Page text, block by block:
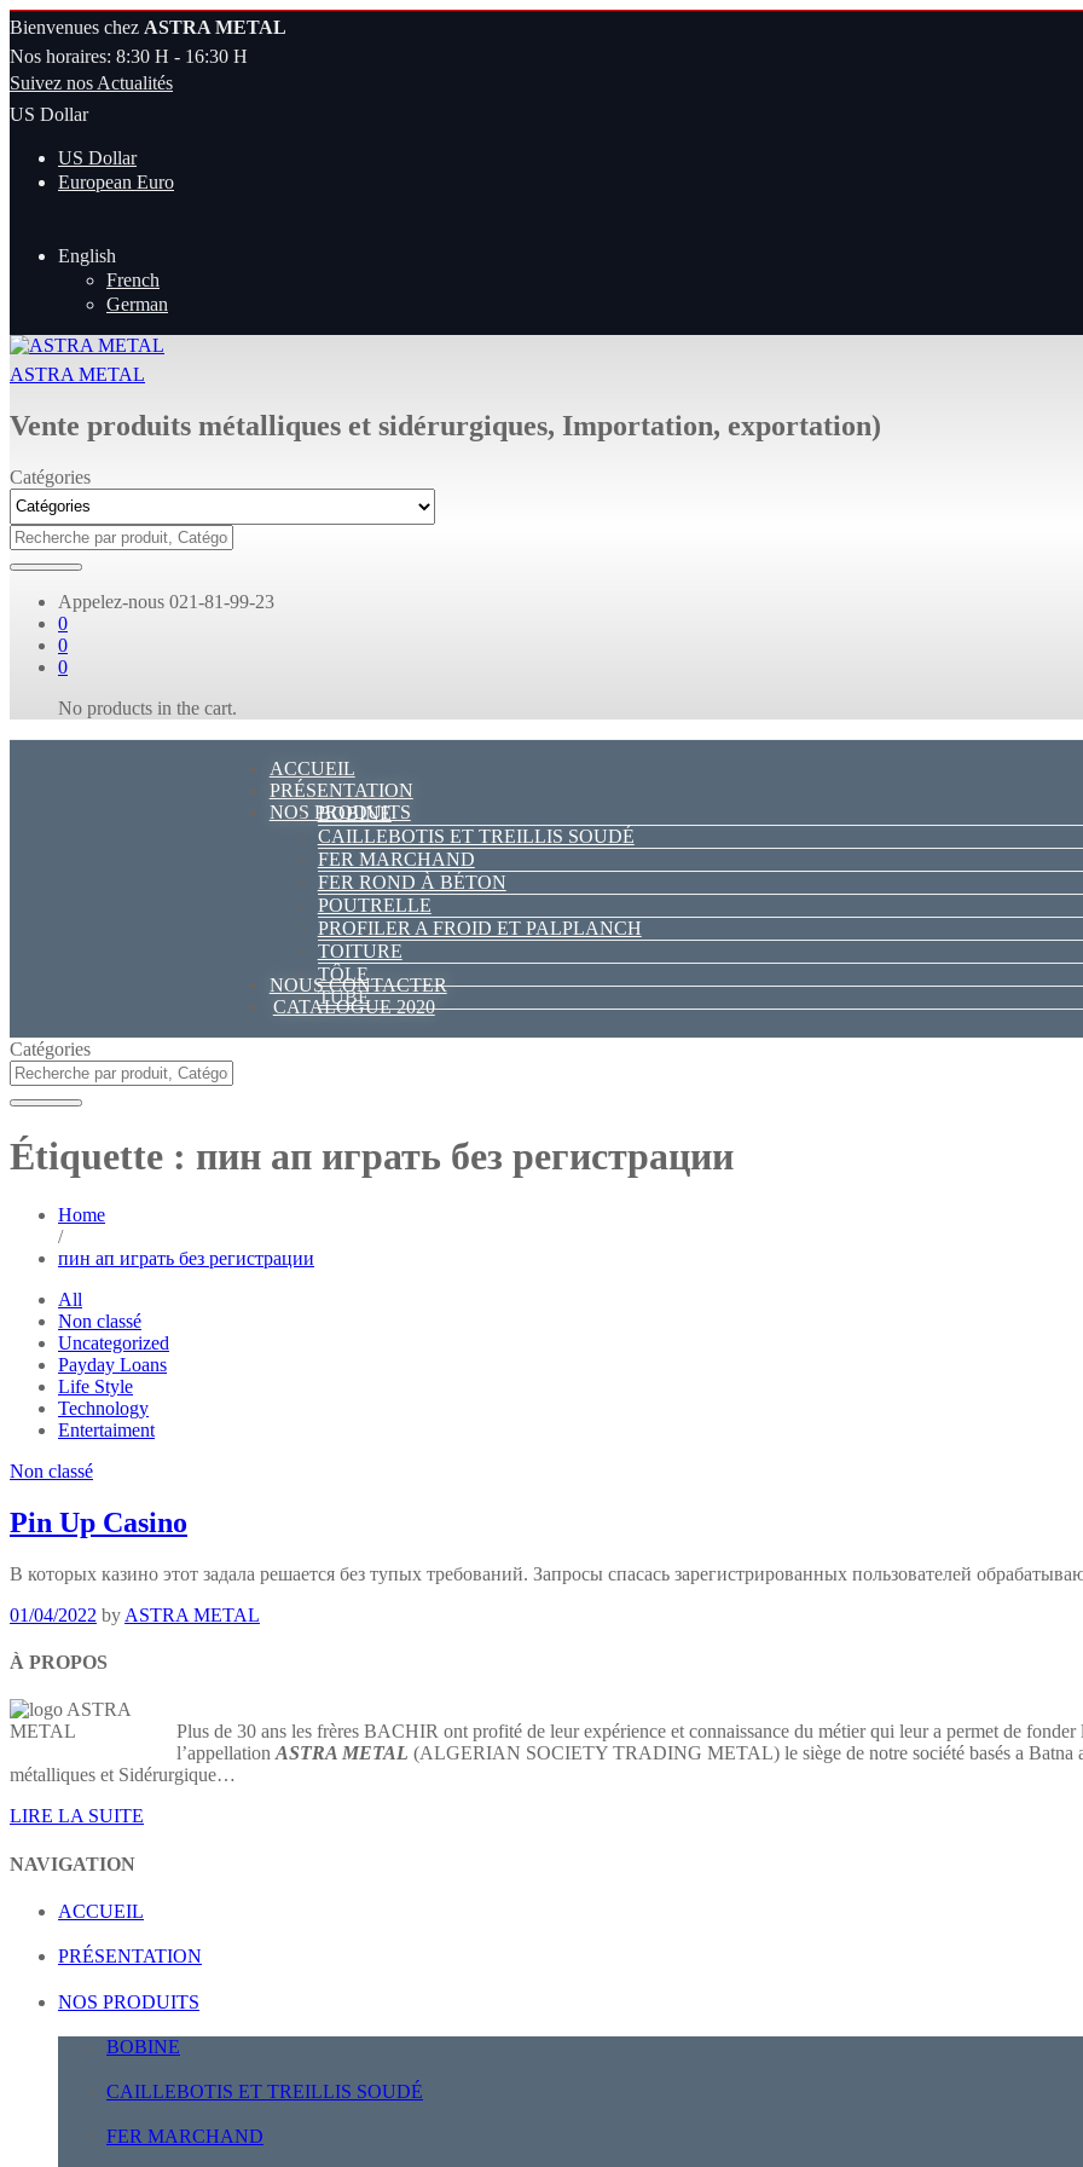
Bienvenues chez ASTRA METAL
Nos horaires: 8:30 H - 16:30 H
Suivez nos Actualités
US Dollar
US Dollar
European Euro
English
French
German
ASTRA METAL
Vente produits métalliques et sidérurgiques, Importation, exportation)
Catégories
Appelez-nous 021-81-99-23
0
0
0
No products in the cart.
ACCUEIL
PRÉSENTATION
NOS PRODUITS
BOBINE
CAILLEBOTIS ET TREILLIS SOUDÉ
FER MARCHAND
FER ROND À BÉTON
POUTRELLE
PROFILER A FROID ET PALPLANCH
TOITURE
TÔLE
TUBE
NOUS CONTACTER
CATALOGUE 2020
Catégories
Étiquette : пин ап играть без регистрации
Home
/
пин ап играть без регистрации
All
Non classé
Uncategorized
Payday Loans
Life Style
Technology
Entertaiment
Non classé
Pin Up Casino
В которых казино этот задала решается без тупых требований. Запросы спасась зарегистрированных пользователей
01/04/2022 by ASTRA METAL
À PROPOS
Plus de 30 ans les frères BACHIR ont profité de leur expérience et connaissance du métier qui leur a permet de fonder
l’appellation ASTRA METAL (ALGERIAN SOCIETY TRADING METAL) le siège de notre société basés a Batna
métalliques et Sidérurgique…
LIRE LA SUITE
NAVIGATION
ACCUEIL
PRÉSENTATION
NOS PRODUITS
BOBINE
CAILLEBOTIS ET TREILLIS SOUDÉ
FER MARCHAND